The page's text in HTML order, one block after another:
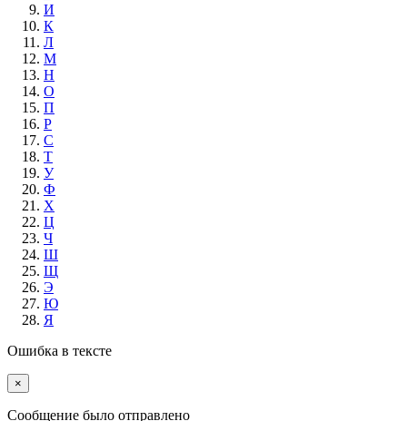
И
К
Л
М
Н
О
П
Р
С
Т
У
Ф
Х
Ц
Ч
Ш
Щ
Э
Ю
Я
Ошибка в тексте
×
Cообщение было отправлено